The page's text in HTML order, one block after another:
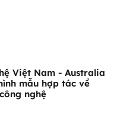
Việt Nam - Australia
mẫu hợp tác về
nghệ